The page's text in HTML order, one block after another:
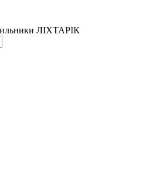
ЛІХТАРІК